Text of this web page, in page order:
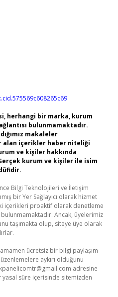
herhangi bir marka, kurum
bulunmamaktadır.
makaleler
alan içerikler haber niteliği
ve kişiler hakkında
kurum ve kişiler ile isim
Bilgi Teknolojileri ve İletişim
bir Yer Sağlayıcı olarak hizmet
içerikleri proaktif olarak denetleme
Ancak, üyelerimiz
taşımakta olup, siteye üye olarak
ücretsiz bir bilgi paylaşım
aykırı olduğunu
adresine
süre içerisinde sitemizden